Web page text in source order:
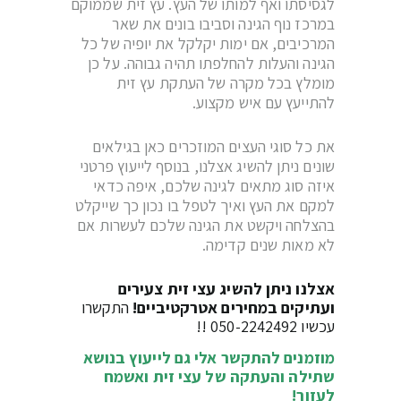
במרכז נוף הגינה וסביבו בונים את שאר
המרכיבים, אם ימות יקלקל את יופיה של כל
הגינה והעלות להחלפתו תהיה גבוהה. על כן
מומלץ בכל מקרה של העתקת עץ זית
להתייעץ עם איש מקצוע.
את כל סוגי העצים המוזכרים כאן בגילאים
שונים ניתן להשיג אצלנו, בנוסף לייעוץ פרטני
איזה סוג מתאים לגינה שלכם, איפה כדאי
למקם את העץ ואיך לטפל בו נכון כך שייקלט
בהצלחה ויקשט את הגינה שלכם לעשרות אם
לא מאות שנים קדימה.
אצלנו ניתן להשיג עצי זית צעירים
ועתיקים במחירים אטרקטיביים! התקשרו
עכשיו 050-2242492
!!
מוזמנים להתקשר אלי גם לייעוץ בנושא
שתילה והעתקה של עצי זית ואשמח
לעזור!